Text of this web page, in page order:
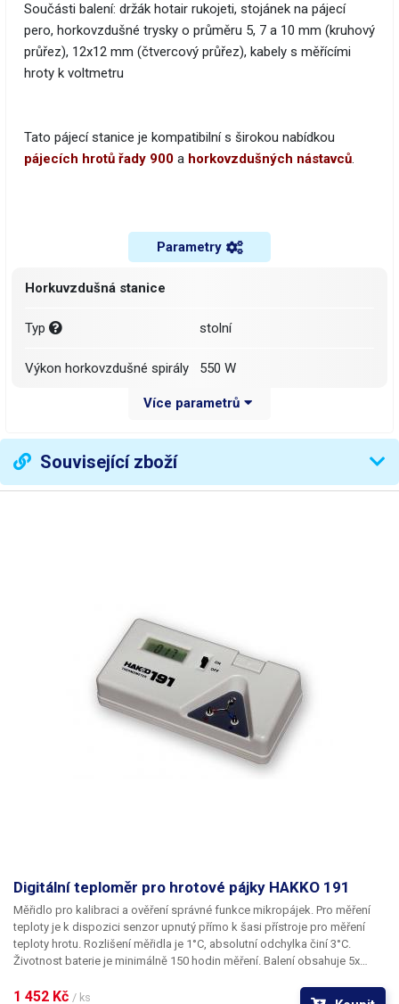
Součásti balení: držák hotair rukojeti, stojánek na pájecí
pero, horkovzdušné trysky o průměru 5, 7 a 10 mm (kruhový
průřez), 12x12 mm (čtvercový průřez), kabely s měřícími
hroty k voltmetru
Tato pájecí stanice je kompatibilní s širokou nabídkou
pájecích hrotů řady 900 a horkovzdušných nástavců.
Parametry
Horkuvzdušná stanice
Typ stolní
Výkon horkovzdušné spirály 550 W
Ovládání teploty vzduchu digitální (tlačítky)
vzduchu
(regulovatelný)
1 - 120 l/min
Ovládání průtoku vzduchu
analogový
(potenciometrem)
vzduchu
Mikropájka ano
Desolder ne
Odsávání zplodin od hrotu
Více parametrů
Související zboží
Digitální teploměr pro hrotové pájky HAKKO 191
Měřidlo pro kalibraci a ověření správné funkce mikropájek. Pro měření
teploty je k dispozici senzor upnutý přímo k šasi přístroje pro měření
teploty hrotu. Rozlišení měřidla je 1°C, absolutní odchylka činí 3°C.
Životnost baterie je minimálně 150 hodin měření. Balení obsahuje 5x
jednoduše jej vyměňte. Další čidla je samozřejmě možno dokoupit.
1 452 Kč / ks